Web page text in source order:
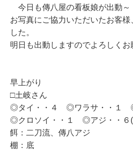
今日も傳八屋の看板娘が出動～
お写真にご協力いただいたお客様
した。
明日も出動しますのでよろしくお
早上がり
□土岐さん
◎タイ・・４ ◎ワラサ・・１ ◎
◎クロソイ・・１ ◎アジ・・６(
餌：二刀流、傳八アジ
棚：底